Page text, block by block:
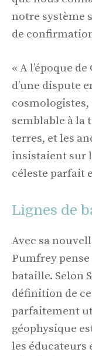
notre système
de
« A l’époque
d’une dispute
semblable à la
terres, et les
insistaient sur
céleste parfait
Lignes de
Avec sa
Pumfrey
bataille. Selon
définition de ce
parfaitement
géophysique
les éducateurs